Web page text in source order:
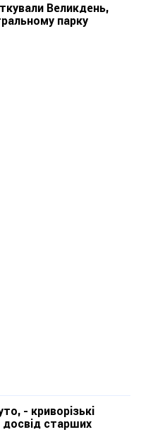
Великдень,
парку
- криворізькі
старших